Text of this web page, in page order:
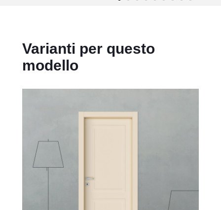
Varianti per questo
modello